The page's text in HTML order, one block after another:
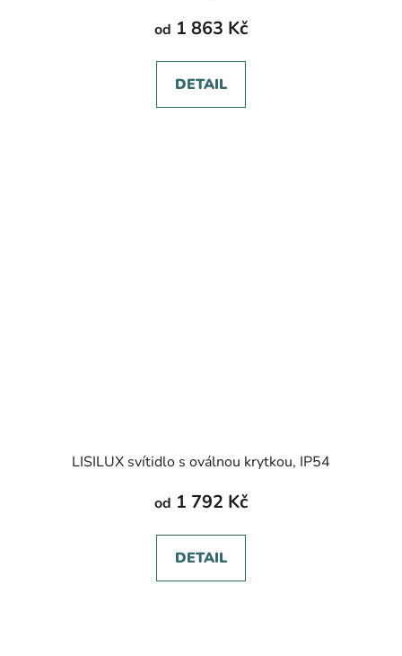
od 1 863 Kč
DETAIL
LISILUX svítidlo s oválnou krytkou, IP54
od 1 792 Kč
DETAIL